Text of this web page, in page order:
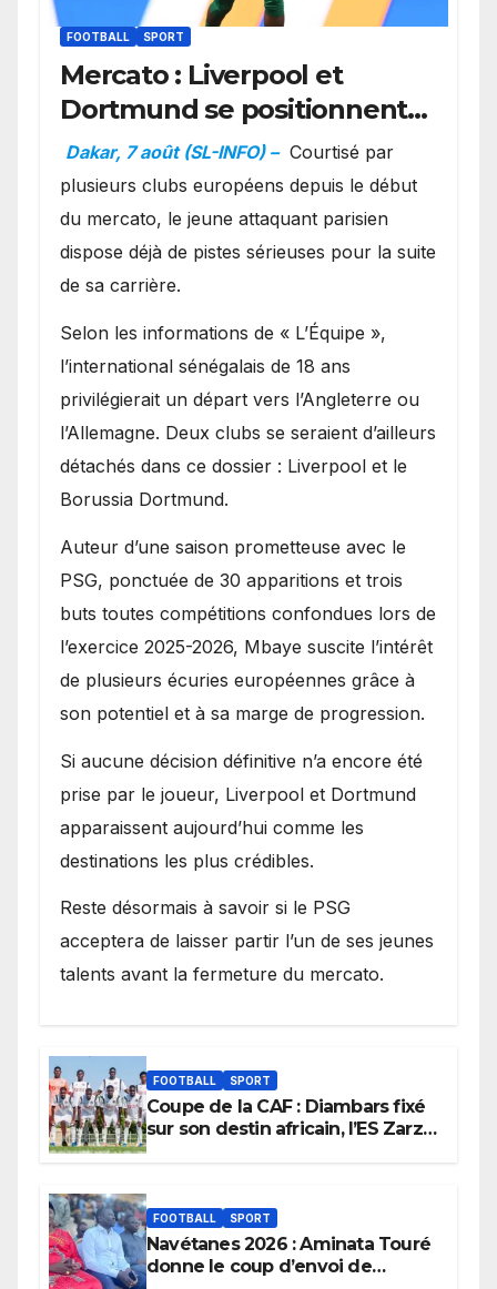
FOOTBALL SPORT
Mercato : Liverpool et
Dortmund se positionnent
en favoris pour recruter
Ibrahim Mbaye
Dakar, 7 août (SL-INFO) – Courtisé par
plusieurs clubs européens depuis le début
du mercato, le jeune attaquant parisien
dispose déjà de pistes sérieuses pour la suite
de sa carrière.
Selon les informations de « L’Équipe »,
l’international sénégalais de 18 ans
privilégierait un départ vers l’Angleterre ou
l’Allemagne. Deux clubs se seraient d’ailleurs
détachés dans ce dossier : Liverpool et le
Borussia Dortmund.
Auteur d’une saison prometteuse avec le
PSG, ponctuée de 30 apparitions et trois
buts toutes compétitions confondues lors de
l’exercice 2025-2026, Mbaye suscite l’intérêt
de plusieurs écuries européennes grâce à
son potentiel et à sa marge de progression.
Si aucune décision définitive n’a encore été
prise par le joueur, Liverpool et Dortmund
apparaissent aujourd’hui comme les
destinations les plus crédibles.
Reste désormais à savoir si le PSG
acceptera de laisser partir l’un de ses jeunes
talents avant la fermeture du mercato.
FOOTBALL SPORT
Coupe de la CAF : Diambars fixé
sur son destin africain, l’ES Zarzis
FOOTBALL SPORT
Navétanes 2026 : Aminata Touré
donne le coup d’envoi de